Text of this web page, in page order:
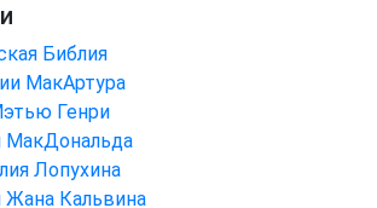
Библия
МакАртура
Генри
Лопухина
Кальвина